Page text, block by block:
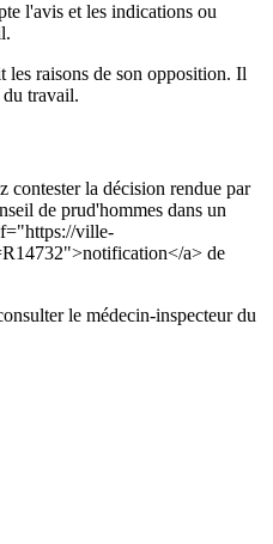
l'avis et les indications ou
les raisons de son opposition. Il
du travail.
contester la décision rendue par
de prud'hommes dans un
ville-
a> de
le médecin-inspecteur du